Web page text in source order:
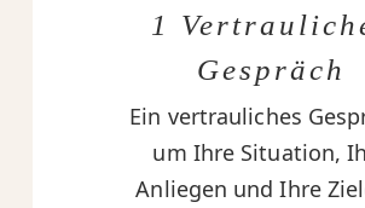
1
Gespräch
Ein vertrauliches
um Ihre Situation,
Anliegen und Ihre